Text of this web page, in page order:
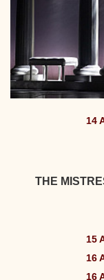
14
THE
15
16
16